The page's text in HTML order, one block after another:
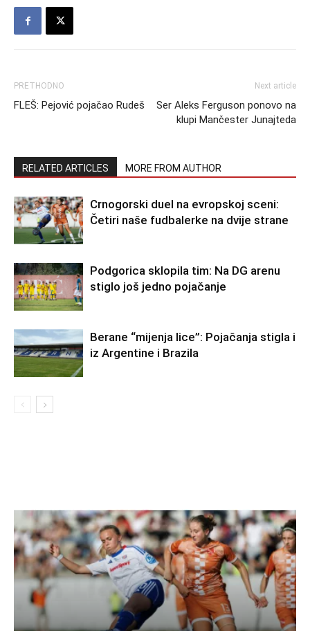
PRETHODNO
FLEŠ: Pejović pojačao Rudeš
Next article
Ser Aleks Ferguson ponovo na
klupi Mančester Junajteda
RELATED ARTICLES MORE FROM AUTHOR
Crnogorski duel na evropskoj sceni:
Četiri naše fudbalerke na dvije strane
Podgorica sklopila tim: Na DG arenu
stiglo još jedno pojačanje
Berane “mijenja lice”: Pojačanja stigla i
iz Argentine i Brazila